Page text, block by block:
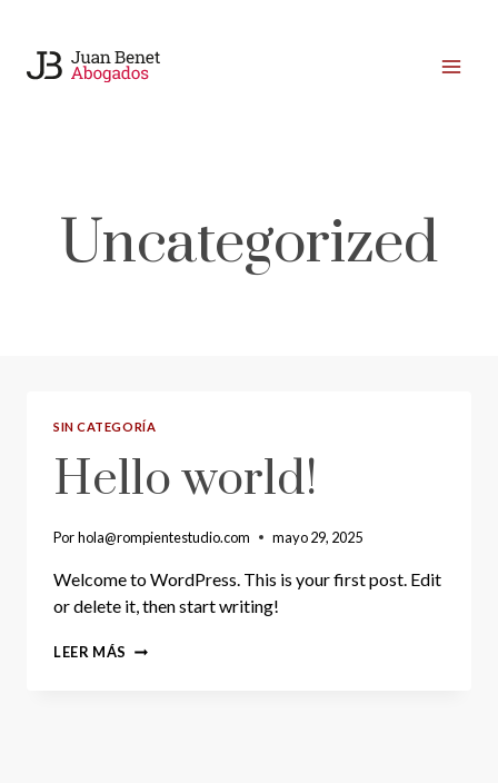
contenido
Uncategorized
SIN CATEGORÍA
Hello world!
Porhola@rompientestudio.com mayo 29, 2025
Welcome to WordPress. This is your first post. Edit
or delete it, then start writing!
LEER MÁS HELLO